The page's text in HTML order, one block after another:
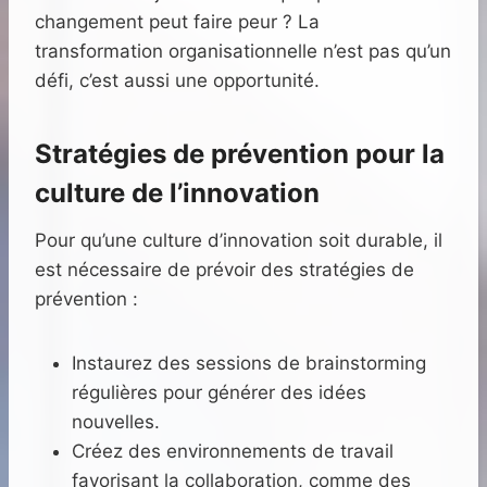
changement peut faire peur ? La
transformation organisationnelle n’est pas qu’un
défi, c’est aussi une opportunité.
Stratégies de prévention pour la
culture de l’innovation
Pour qu’une culture d’innovation soit durable, il
est nécessaire de prévoir des stratégies de
prévention :
Instaurez des sessions de brainstorming
régulières pour générer des idées
nouvelles.
Créez des environnements de travail
favorisant la collaboration, comme des